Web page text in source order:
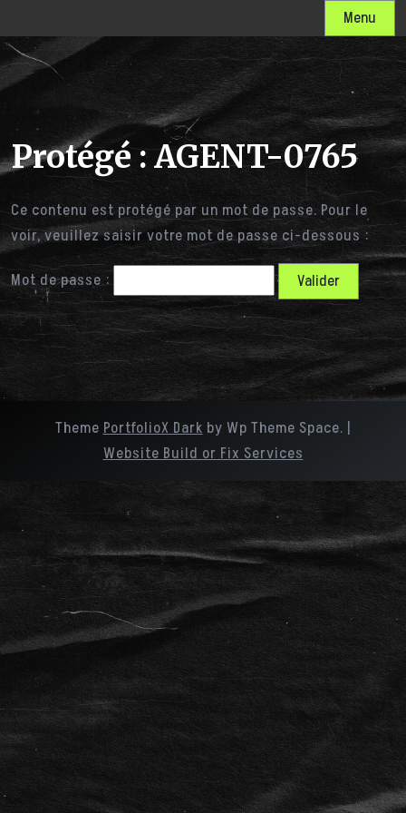
to
content
Menu
Protégé : AGENT-0765
Ce contenu est protégé par un mot de passe. Pour le
voir, veuillez saisir votre mot de passe ci-dessous :
Mot de passe :
ThemePortfolioX Darkby Wp Theme Space. |
Website Build or Fix Services